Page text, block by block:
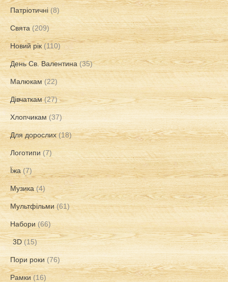
Патріотичні (8)
Свята (209)
Новий рік (110)
День Св. Валентина (35)
Малюкам (22)
Дівчаткам (27)
Хлопчикам (37)
Для дорослих (18)
Логотипи (7)
Їжа (7)
Музика (4)
Мультфільми (61)
Набори (66)
3D (15)
Пори роки (76)
Рамки (16)